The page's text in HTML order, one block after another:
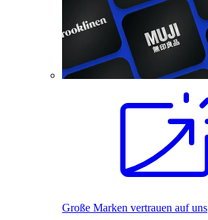
Große Marken vertrauen auf uns